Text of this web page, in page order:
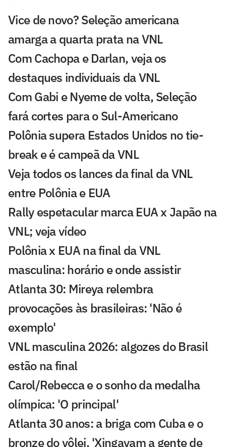
Vice de novo? Seleção americana
amarga a quarta prata na VNL
Com Cachopa e Darlan, veja os
destaques individuais da VNL
Com Gabi e Nyeme de volta, Seleção
fará cortes para o Sul-Americano
Polônia supera Estados Unidos no tie-
break e é campeã da VNL
Veja todos os lances da final da VNL
entre Polônia e EUA
Rally espetacular marca EUA x Japão na
VNL; veja vídeo
Polônia x EUA na final da VNL
masculina: horário e onde assistir
Atlanta 30: Mireya relembra
provocações às brasileiras: 'Não é
exemplo'
VNL masculina 2026: algozes do Brasil
estão na final
Carol/Rebecca e o sonho da medalha
olímpica: 'O principal'
Atlanta 30 anos: a briga com Cuba e o
bronze do vôlei. 'Xingavam a gente de